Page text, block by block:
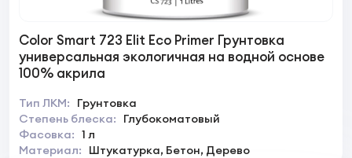
Color Smart 723 Elit Eco Primer Грунтовка
универсальная экологичная на водной основе
100% акрила
Тип ЛКМ:
Грунтовка
Степень блеска:
Глубокоматовый
Фасовка: 1 л
Материал:
Штукатурка, Бетон, Дерево